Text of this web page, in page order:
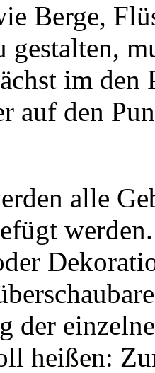
Berge,
gestalten,
im den
auf den
alle
der
heißen: